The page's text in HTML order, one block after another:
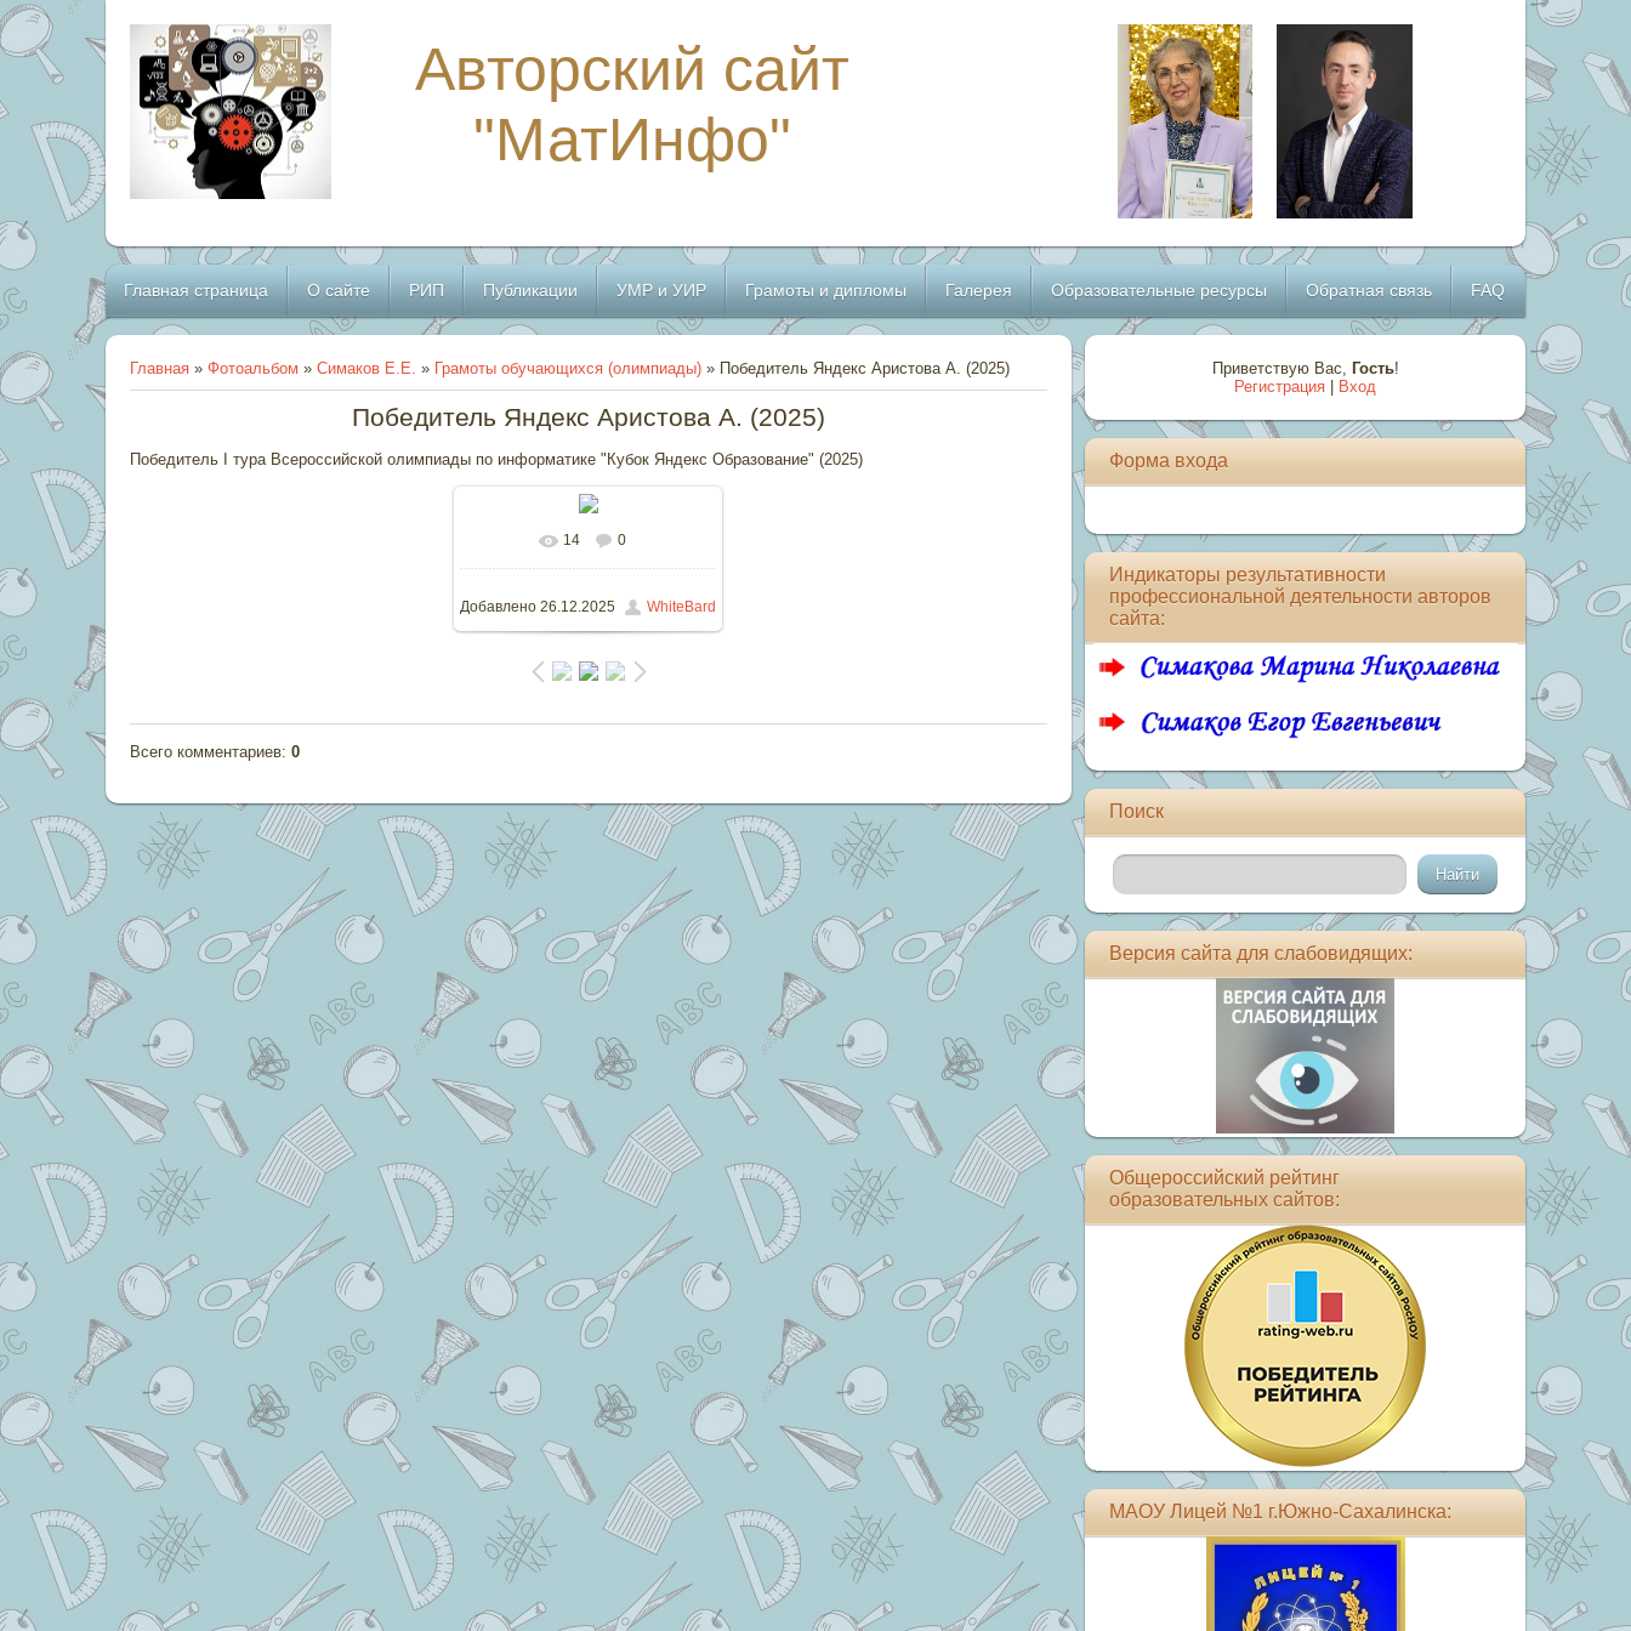
Авторский сайт
"МатИнфо"
Главная страница О сайте РИП Публикации УМР и УИР Грамоты и дипломы Галерея Образовательные ресурсы Обратная связь FAQ
Главная » Фотоальбом » Симаков Е.Е. » Грамоты обучающихся (олимпиады) » Победитель Яндекс Аристова А. (2025)
Победитель Яндекс Аристова А. (2025)
Победитель I тура Всероссийской олимпиады по информатике "Кубок Яндекс Образование" (2025)
В реальном размере
174.2Kb
14 0
Добавлено 26.12.2025 WhiteBard
Всего комментариев: 0
Приветствую Вас, Гость!
Регистрация
Вход
Форма входа
Индикаторы результативности
профессиональной деятельности авторов
сайта:
Поиск
Версия сайта для слабовидящих:
Общероссийский рейтинг
образовательных сайтов:
МАОУ Лицей №1 г.Южно-Сахалинска: